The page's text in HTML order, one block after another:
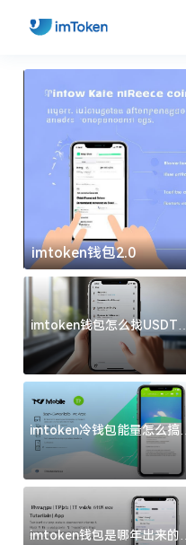
imtoken钱包2.0
imtoken钱包怎么找USDT地
址？三步搞定不踩坑
imtoken冷钱包能量怎么搞？
过来人告诉你门道
imtoken钱包是哪年出来的？